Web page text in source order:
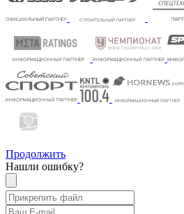
Продолжить
Нашли ошибку?